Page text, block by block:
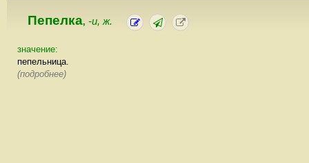
Пепелка, -и, ж.
значение:
пепельница.
(подробнее)